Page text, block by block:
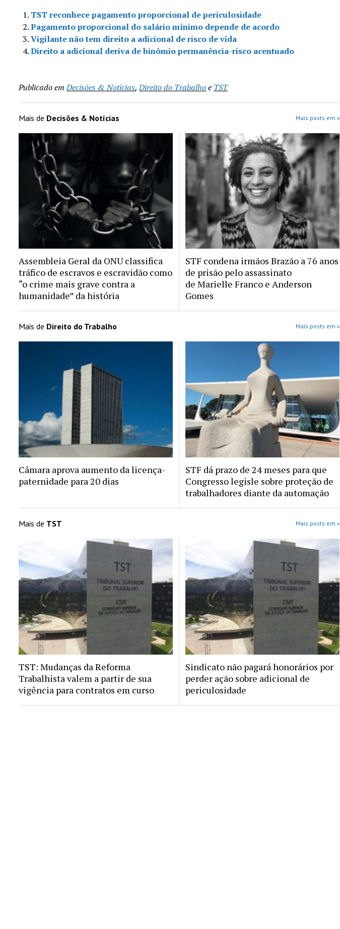
TST reconhece pagamento proporcional de periculosidade
Pagamento proporcional do salário mínimo depende de acordo
Vigilante não tem direito a adicional de risco de vida
Direito a adicional deriva de binômio permanência-risco acentuado
Publicado em Decisões & Notícias,Direito do Trabalhoe TST
Mais de Decisões & Notícias Mais posts em »
Assembleia Geral da ONU classifica
tráfico de escravos e escravidão como
“o crime mais grave contra a
humanidade” da história
STF condena irmãos Brazão a 76 anos
de prisão pelo assassinato
de Marielle Franco e Anderson
Gomes
Mais de Direito do Trabalho Mais posts em »
Câmara aprova aumento da licença-
paternidade para 20 dias
STF dá prazo de 24 meses para que
Congresso legisle sobre proteção de
trabalhadores diante da automação
Mais de TST Mais posts em »
TST: Mudanças da Reforma
Trabalhista valem a partir de sua
vigência para contratos em curso
Sindicato não pagará honorários por
perder ação sobre adicional de
periculosidade